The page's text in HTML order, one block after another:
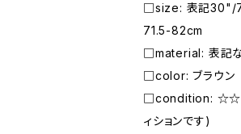
□size: 表記30"/
71.5-82cm
□material: 表記
□color: ブラウン
□condition:
ィションです)